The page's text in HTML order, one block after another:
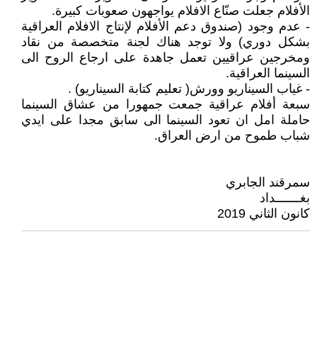
الأفلام جعلت صنّاع الافلام يواجهون صعوبات كبيرة.
- عدم وجود (صندوق دعم الأفلام لإنتاج الافلام العراقية
بشكل دوري) ولا توجد هناك لجنة متخصصة من نقاد
ومخرجين عراقيين تعمل جاهدة على ارجاع الروح الى
السينما العراقية.
- غياب السيناريو وورش( تعليم كتابة السيناريو) .
سبعة أفلام عراقية جمعت جمهورا من عشاق السينما
حاملة امل ان تعود السينما الى سابق مجدا على ايدي
شباب طموح من ارض العراق.
سمرقند الجابري
بغـــــــداد
كانون الثاني 2019